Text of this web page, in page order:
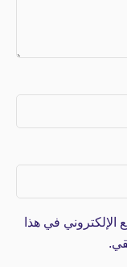
الإلكتروني في هذا